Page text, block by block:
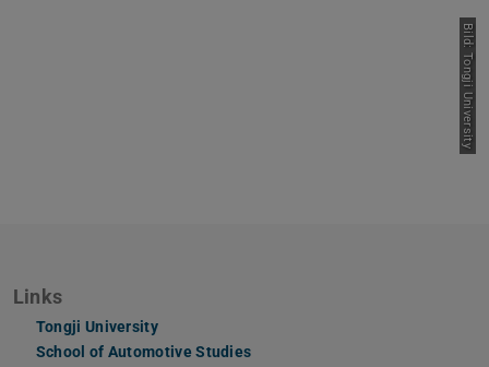
Bild: Tongji University
Vor
Links
Tongji University
School of Automotive Studies